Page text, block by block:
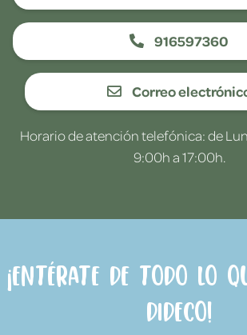
916597360
Correo
Horario de atención telefónica: de
9:00h a 17:00h.
¡Entérate de todo lo
Dideco!